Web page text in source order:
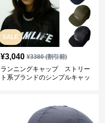
SALE
¥3,040 ¥3380(割引前)
ランニングキャップ ストリー
ト系ブランドのシンプルキャッ